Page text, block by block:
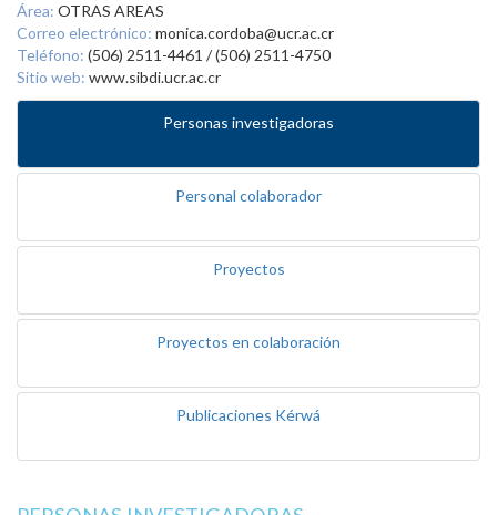
Área: OTRAS AREAS
Correo electrónico: monica.cordoba@ucr.ac.cr
Teléfono: (506) 2511-4461 / (506) 2511-4750
Sitio web: www.sibdi.ucr.ac.cr
Personas investigadoras
Personal colaborador
Proyectos
Proyectos en colaboración
Publicaciones Kérwá